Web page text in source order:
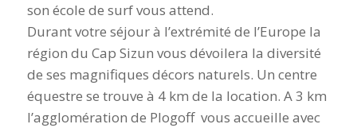
son école de surf vous attend.
Durant votre séjour à l’extrémité de l’Europe la
région du Cap Sizun vous dévoilera la diversité
de ses magnifiques décors naturels. Un centre
équestre se trouve à 4 km de la location. A 3 km
l’agglomération de Plogoff vous accueille avec